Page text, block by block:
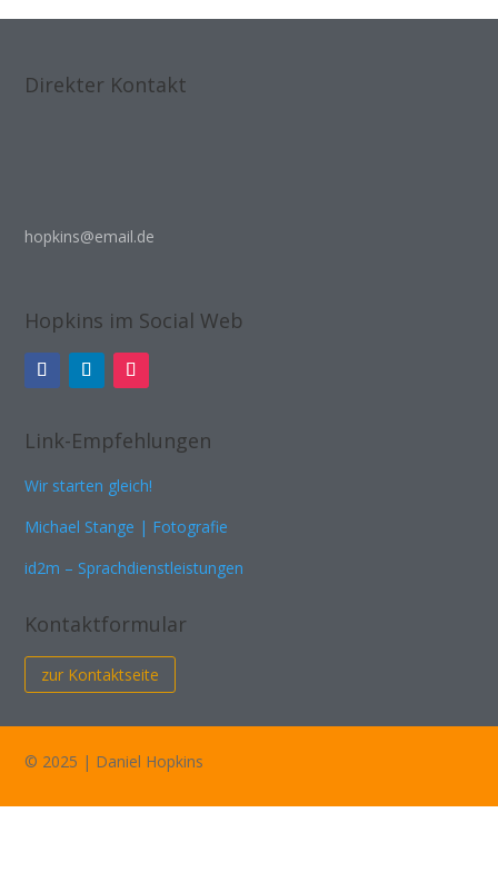
Direkter Kontakt
hopkins@email.de
Hopkins im Social Web
Link-Empfehlungen
Wir starten gleich!
Michael Stange | Fotografie
id2m – Sprachdienstleistungen
Kontaktformular
zur Kontaktseite
© 2025 | Daniel Hopkins